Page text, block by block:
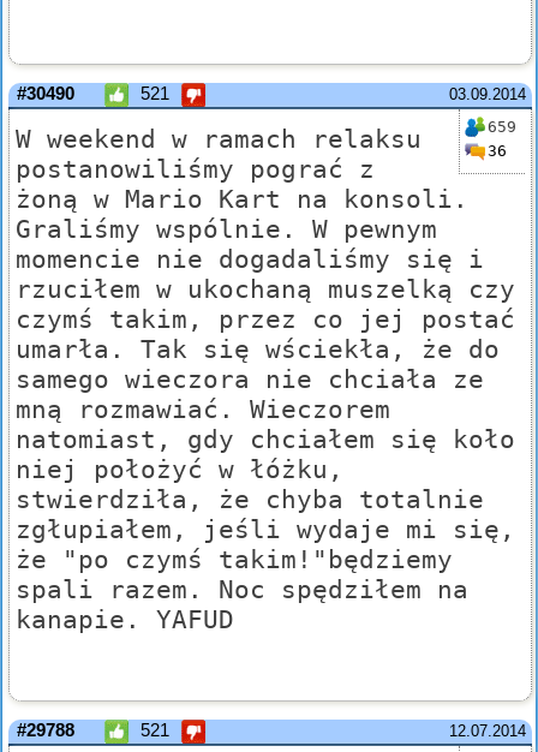
03.09.2014
#30490 521
659
36
W weekend w ramach relaksu
postanowiliśmy pograć z
żoną w Mario Kart na konsoli.
Graliśmy wspólnie. W pewnym
momencie nie dogadaliśmy się i
rzuciłem w ukochaną muszelką czy
czymś takim, przez co jej postać
umarła. Tak się wściekła, że do
samego wieczora nie chciała ze
mną rozmawiać. Wieczorem
natomiast, gdy chciałem się koło
niej położyć w łóżku,
stwierdziła, że chyba totalnie
zgłupiałem, jeśli wydaje mi się,
że "po czymś takim!"będziemy
spali razem. Noc spędziłem na
kanapie. YAFUD
12.07.2014
#29788 521